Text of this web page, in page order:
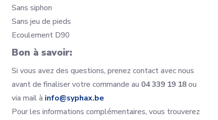
Sans siphon
Sans jeu de pieds
Ecoulement D90
Bon à savoir:
Si vous avez des questions, prenez contact avec nous
avant de finaliser votre commande au 04 339 19 18ou
via mail à info@syphax.be
Pour les informations complémentaires, vous trouverez